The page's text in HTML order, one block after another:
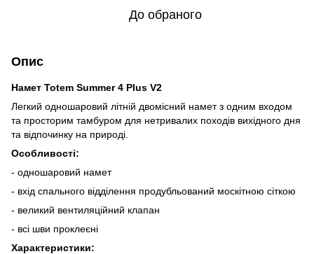
До обраного
Опис
Намет Totem Summer 4 Plus V2
Легкий одношаровий літній двомісний намет з одним входом
та просторим тамбуром для нетривалих походів вихідного дня
та відпочинку на природі.
Особливості:
- одношаровий намет
- вхід спального відділення продубльований москітною сіткою
- великий вентиляційний клапан
- всі шви проклеєні
Характеристики: